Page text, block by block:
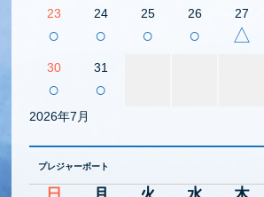
23
○
24
○
25
○
26
○
27
△
30
○
31
○
2026年7月
プレジャーボート